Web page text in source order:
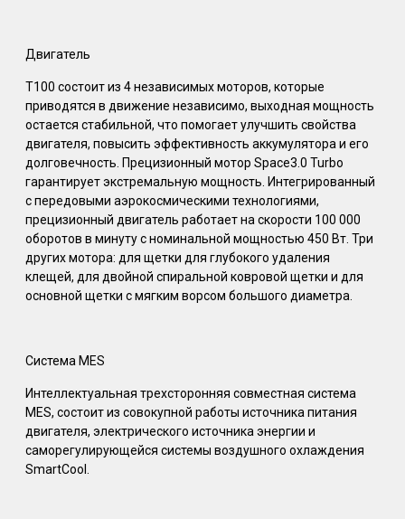
Двигатель
T100 состоит из 4 независимых моторов, которые
приводятся в движение независимо, выходная мощность
остается стабильной, что помогает улучшить свойства
двигателя, повысить эффективность аккумулятора и его
долговечность. Прецизионный мотор Space3.0 Turbo
гарантирует экстремальную мощность. Интегрированный
с передовыми аэрокосмическими технологиями,
прецизионный двигатель работает на скорости 100 000
оборотов в минуту с номинальной мощностью 450 Вт. Три
других мотора: для щетки для глубокого удаления
клещей, для двойной спиральной ковровой щетки и для
основной щетки с мягким ворсом большого диаметра.
Система MES
Интеллектуальная трехсторонняя совместная система
MES, состоит из совокупной работы источника питания
двигателя, электрического источника энергии и
саморегулирующейся системы воздушного охлаждения
SmartCool.